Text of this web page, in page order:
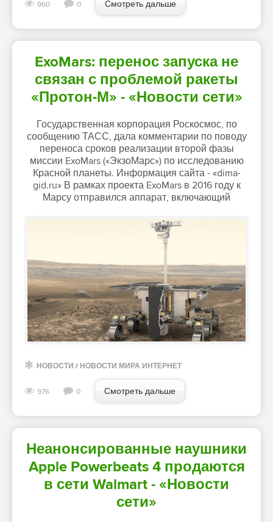
960 0 Смотреть дальше
ExoMars: перенос запуска не
связан с проблемой ракеты
«Протон-М» - «Новости сети»
Государственная корпорация Роскосмос, по
сообщению ТАСС, дала комментарии по поводу
переноса сроков реализации второй фазы
миссии ExoMars («ЭкзоМарс») по исследованию
Красной планеты. Информация сайта - «dima-
gid.ru» В рамках проекта ExoMars в 2016 году к
Марсу отправился аппарат, включающий
НОВОСТИ / НОВОСТИ МИРА ИНТЕРНЕТ
976 0 Смотреть дальше
Неанонсированные наушники
Apple Powerbeats 4 продаются
в сети Walmart - «Новости
сети»